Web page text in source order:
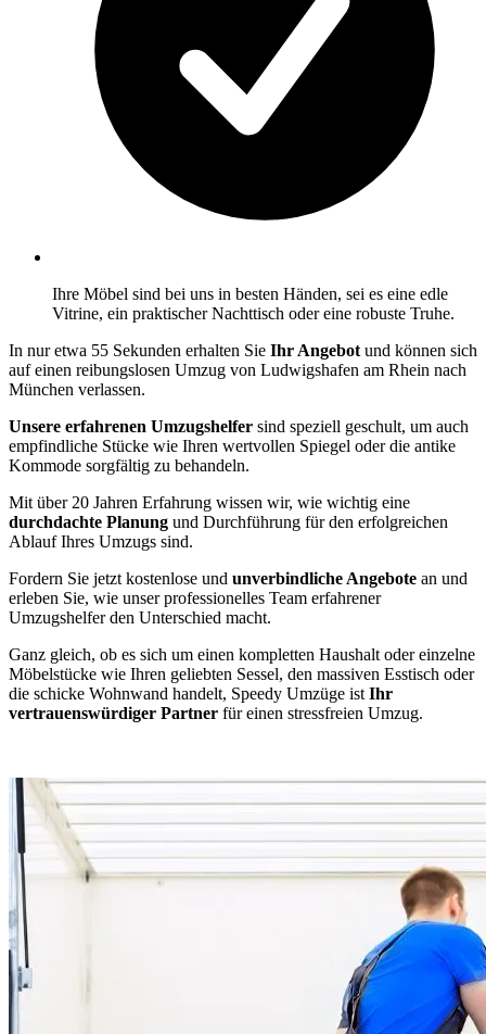
Ihre Möbel sind bei uns in besten Händen, sei es eine edle
Vitrine, ein praktischer Nachttisch oder eine robuste Truhe.
In nur etwa 55 Sekunden erhalten Sie Ihr Angebot und können sich
auf einen reibungslosen Umzug von Ludwigshafen am Rhein nach
München verlassen.
Unsere erfahrenen Umzugshelfer sind speziell geschult, um auch
empfindliche Stücke wie Ihren wertvollen Spiegel oder die antike
Kommode sorgfältig zu behandeln.
Mit über 20 Jahren Erfahrung wissen wir, wie wichtig eine
durchdachte Planung und Durchführung für den erfolgreichen
Ablauf Ihres Umzugs sind.
Fordern Sie jetzt kostenlose und unverbindliche Angebote an und
erleben Sie, wie unser professionelles Team erfahrener
Umzugshelfer den Unterschied macht.
Ganz gleich, ob es sich um einen kompletten Haushalt oder einzelne
Möbelstücke wie Ihren geliebten Sessel, den massiven Esstisch oder
die schicke Wohnwand handelt, Speedy Umzüge ist Ihr
vertrauenswürdiger Partner für einen stressfreien Umzug.